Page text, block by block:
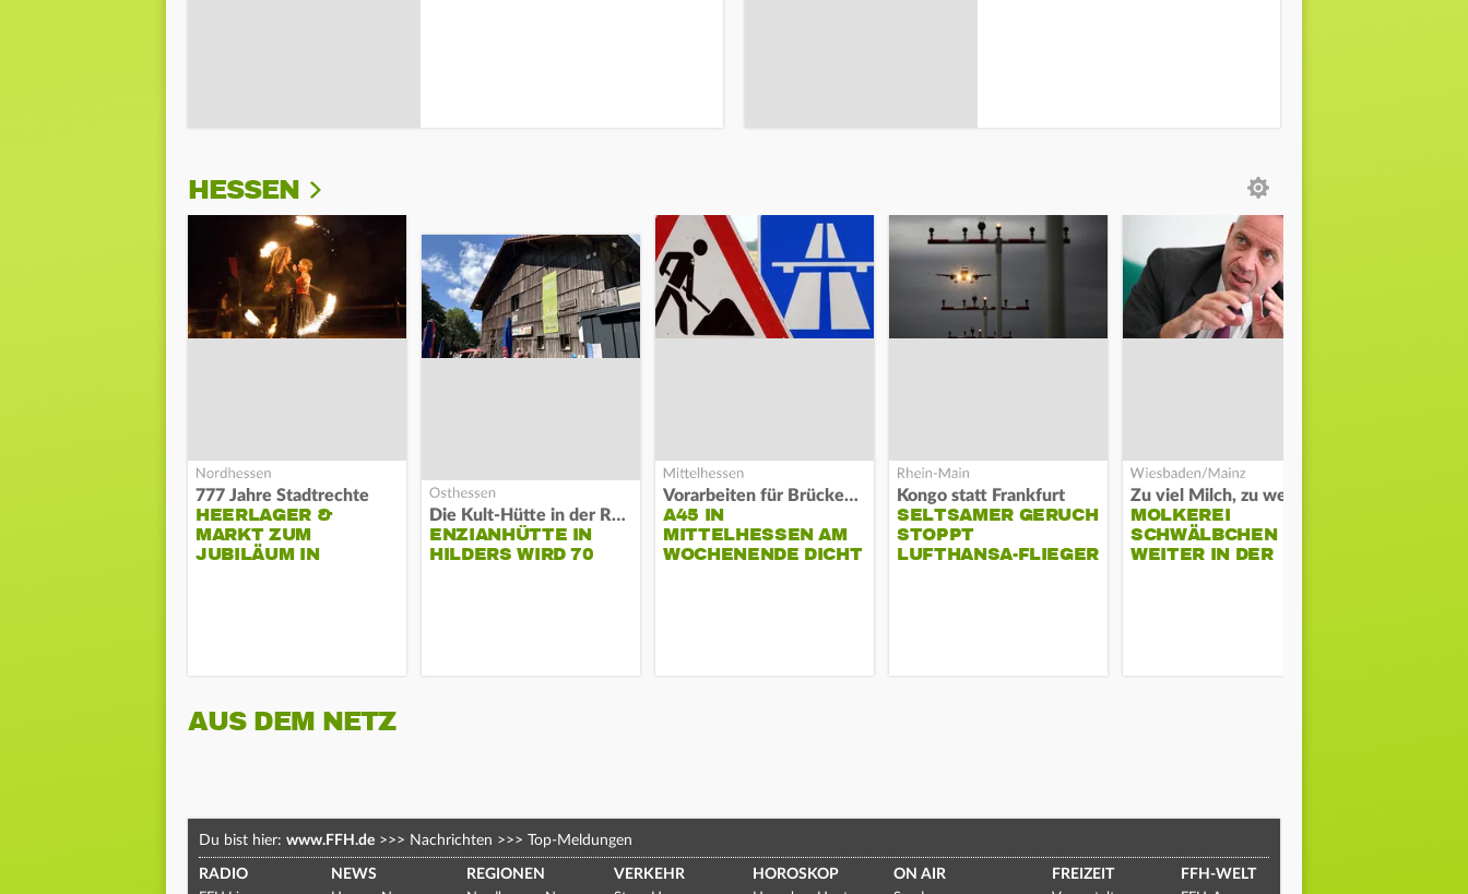
HESSEN
777 Jahre Stadtrechte
HEERLAGER &
MARKT ZUM
JUBILÄUM IN
Die Kult-Hütte in der Rhön
ENZIANHÜTTE IN
HILDERS WIRD 70
Vorarbeiten für Brücken-Neubau
A45 IN
MITTELHESSEN AM
WOCHENENDE DICHT
Kongo statt Frankfurt
SELTSAMER GERUCH
STOPPT
LUFTHANSA-FLIEGER
MOLKEREI
SCHWÄLBCHEN
WEITER IN DER
AUS DEM NETZ
Du bist hier: www.FFH.de >>> Nachrichten >>> Top-Meldungen
RADIO NEWS REGIONEN VERKEHR HOROSKOP ON AIR FREIZEIT FFH-WELT